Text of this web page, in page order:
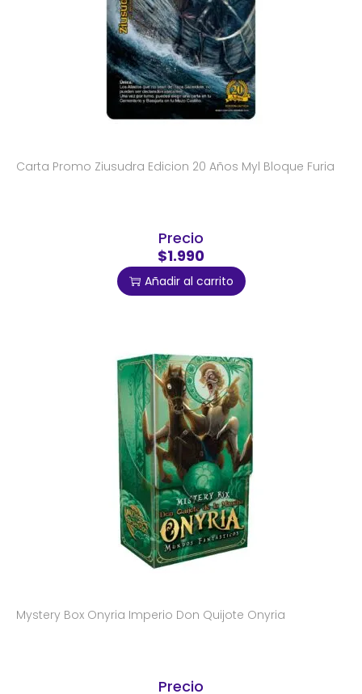
Carta Promo Ziusudra Edicion 20 Años Myl Bloque Furia
Precio
$1.990
Añadir al carrito
Mystery Box Onyria Imperio Don Quijote Onyria
Precio